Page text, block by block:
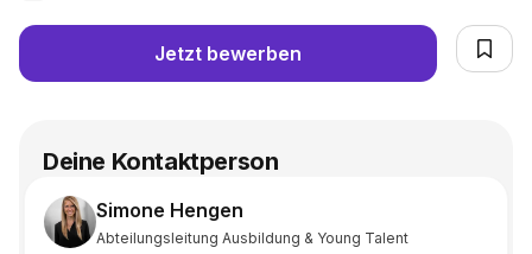
Jetzt bewerben
Deine Kontaktperson
Simone Hengen
Abteilungsleitung Ausbildung & Young Talent